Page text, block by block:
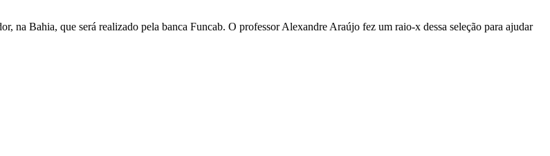
na Bahia, que será realizado pela banca Funcab. O professor Alexandre Araújo fez um raio-x dessa seleção para ajudar